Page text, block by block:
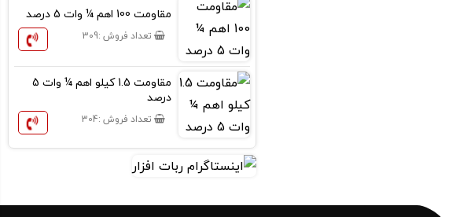
مقاومت 100 اهم ¼ وات 5 درصد
تعداد فروش :309
مقاومت 1.5 کیلو اهم ¼ وات 5
درصد
تعداد فروش :304